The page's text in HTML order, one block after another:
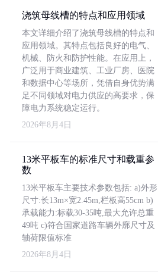
浇筑母线槽的特点和应用领域
本文详细介绍了浇筑母线槽的特点和
应用领域。其特点包括良好的电气、
机械、防火和防护性能。在应用上，
广泛用于商业建筑、工业厂房、医院
和数据中心等场所，凭借自身优势满
足不同领域对电力供应的高要求，保
障电力系统稳定运行。
2026年8月4日
13米平板车的标准尺寸和载重参
数
13米平板车主要技术参数包括: a)外形
尺寸:长13m×宽2.45m,栏板高55cm b)
承载能力:标载30-35吨,最大允许总重
49吨 c)符合国家道路车辆外廓尺寸及
轴荷限值标准
2026年8月4日